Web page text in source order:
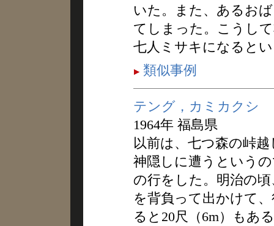
いた。また、あるお
てしまった。こうし
七人ミサキになると
類似事例
テング，カミカクシ
1964年 福島県
以前は、七つ森の峠
神隠しに遭うという
の行をした。明治の
を背負って出かけて
ると20尺（6m）もあ